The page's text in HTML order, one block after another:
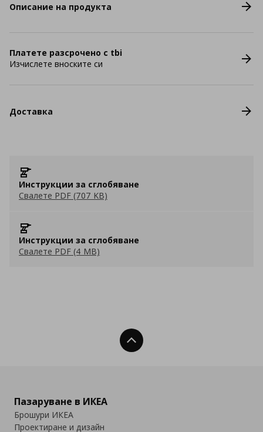
Описание на продукта
Платете разсрочено с tbi
Изчислете вноските си
Доставка
Инструкции за сглобяване
Свалете PDF (707 KB)
Инструкции за сглобяване
Свалете PDF (4 MB)
Нагоре
Пазаруване в ИКЕА
Брошури ИКЕА
Проектиране и дизайн